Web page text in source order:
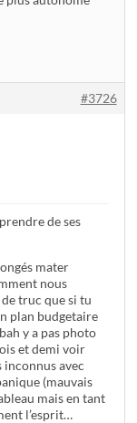
#3726
de ses
mater
nous
truc que si tu
plan budgetaire
y a pas photo
et demi voir
inconnus avec
(mauvais
mais en tant
l’esprit…